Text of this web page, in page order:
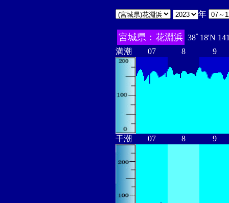
年
宮城県：花淵浜 38ﾟ18'N
満潮
07 8 9
干潮 07 8 9